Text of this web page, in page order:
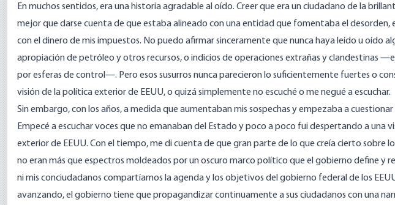
En muchos sentidos, era una historia agradable al oído. Creer que era un ciudadano de la
mejor que darse cuenta de que estaba alineado con una entidad que fomentaba el
con el dinero de mis impuestos. No puedo afirmar sinceramente que nunca haya leído u oído
apropiación de petróleo y otros recursos, o indicios de operaciones extrañas y clandestinas
por esferas de control—. Pero esos susurros nunca parecieron lo suficientemente fuertes o
visión de la política exterior de EEUU, o quizá simplemente no escuché o me negué a escuchar.
Sin embargo, con los años, a medida que aumentaban mis sospechas y empezaba a
Empecé a escuchar voces que no emanaban del Estado y poco a poco fui despertando a una
exterior de EEUU. Con el tiempo, me di cuenta de que gran parte de lo que creía cierto sobre
no eran más que espectros moldeados por un oscuro marco político que el gobierno define y
ni mis conciudadanos compartíamos la agenda y los objetivos del gobierno federal de los
avanzando, el gobierno tiene que propagandizar continuamente a sus ciudadanos con una